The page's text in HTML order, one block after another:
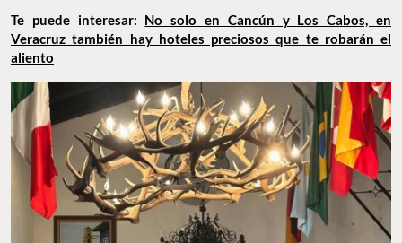
Te puede interesar: No solo en Cancún y Los Cabos, en
Veracruz también hay hoteles preciosos que te robarán el
aliento